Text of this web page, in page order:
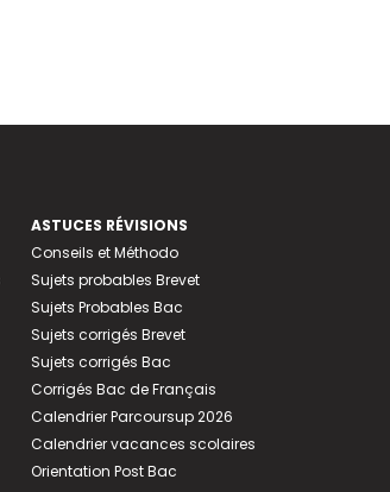
ASTUCES RÉVISIONS
Conseils et Méthodo
Sujets probables Brevet
Sujets Probables Bac
Sujets corrigés Brevet
Sujets corrigés Bac
Corrigés Bac de Français
Calendrier Parcoursup 2026
Calendrier vacances scolaires
Orientation Post Bac